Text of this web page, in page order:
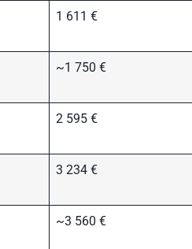
1 611 €
~1 750 €
2 595 €
3 234 €
~3 560 €